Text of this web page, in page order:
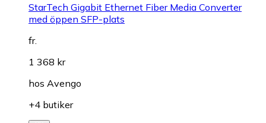
StarTech Gigabit Ethernet Fiber Media Converter
med öppen SFP-plats
fr.
1 368 kr
hos Avengo
+4 butiker